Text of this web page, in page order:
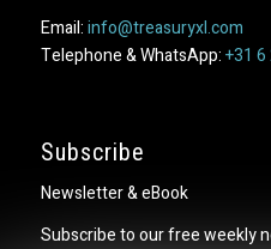
Email:info@treasuryxl.com
Telephone & WhatsApp:+31
Subscribe
Newsletter & eBook
Subscribe to our free weekly